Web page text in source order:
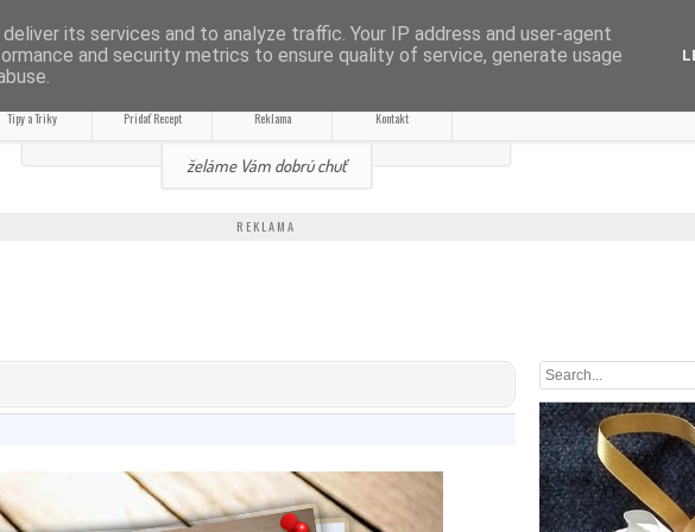
BEZ VÁŽENIA
Tipy a Triky Pridať Recept Reklama Kontakt
želáme Vám dobrú chuť
REKLAMA
its services and to analyze traffic. Your IP address and user-agent
and security metrics to ensure quality of service, generate usage